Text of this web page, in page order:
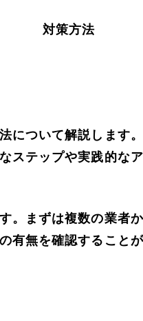
対策方法
について解説します
ステップや実践的な
。まずは複数の業者
有無を確認すること